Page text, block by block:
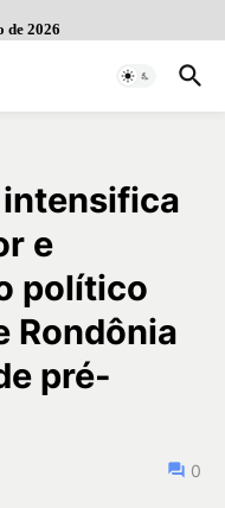
de 2026
intensifica
e
político
Rondônia
pré-
0